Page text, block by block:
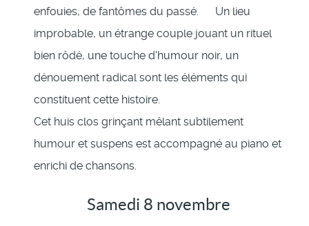
enfouies, de fantômes du passé. Un lieu
improbable, un étrange couple jouant un rituel
bien rôdé, une touche d'humour noir, un
dénouement radical sont les éléments qui
constituent cette histoire.
Cet huis clos grinçant mêlant subtilement
humour et suspens est accompagné au piano et
enrichi de chansons.
Samedi 8 novembre